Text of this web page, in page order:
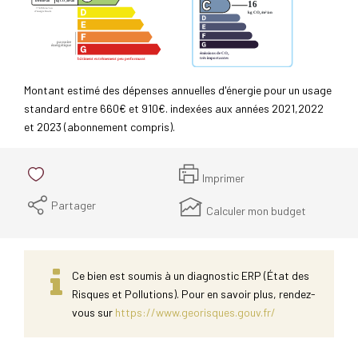
Montant estimé des dépenses annuelles d'énergie pour un usage
standard entre 660€ et 910€. indexées aux années 2021,2022
et 2023 (abonnement compris).
Imprimer
Partager
Calculer mon budget
Ce bien est soumis à un diagnostic ERP (État des
Risques et Pollutions). Pour en savoir plus, rendez-
vous sur https://www.georisques.gouv.fr/